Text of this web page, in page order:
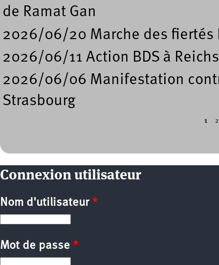
de Ramat Gan
2026/06/20 Marche des fiertés
2026/06/11 Action BDS à
2026/06/06 Manifestation
Strasbourg
1 2
Connexion utilisateur
Nom d'utilisateur *
Mot de passe *